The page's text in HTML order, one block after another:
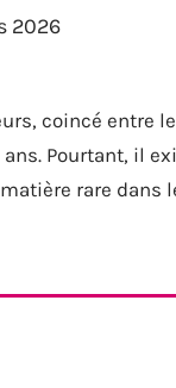
2026
coincé entre
Pourtant, il
rare dans